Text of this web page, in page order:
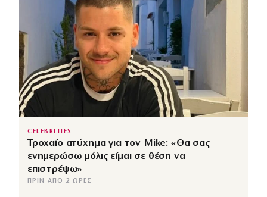
CELEBRITIES
Τροχαίο ατύχημα για τον Mike: «Θα σας
ενημερώσω μόλις είμαι σε θέση να
επιστρέψω»
ΠΡΙΝ ΑΠΌ 2 ΏΡΕΣ